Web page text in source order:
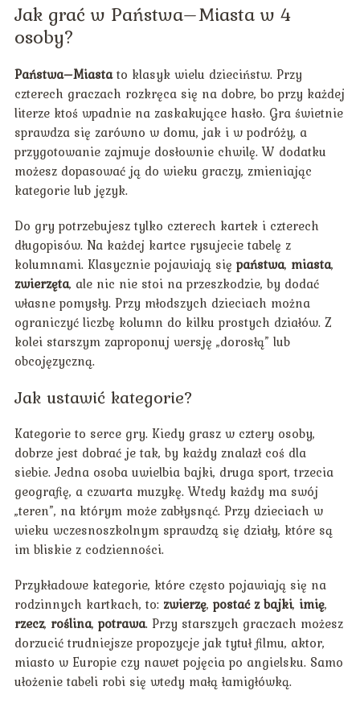
Jak grać w Państwa–Miasta w 4
osoby?
Państwa–Miastato klasyk wielu dzieciństw. Przy
czterech graczach rozkręca się na dobre, bo przy każdej
literze ktoś wpadnie na zaskakujące hasło. Gra świetnie
sprawdza się zarówno w domu, jak i w podróży, a
przygotowanie zajmuje dosłownie chwilę. W dodatku
możesz dopasować ją do wieku graczy, zmieniając
kategorie lub język.
Do gry potrzebujesz tylko czterech kartek i czterech
długopisów. Na każdej kartce rysujecie tabelę z
kolumnami. Klasycznie pojawiają się państwa, miasta,
zwierzęta, ale nic nie stoi na przeszkodzie, by dodać
własne pomysły. Przy młodszych dzieciach można
ograniczyć liczbę kolumn do kilku prostych działów. Z
kolei starszym zaproponuj wersję „dorosłą” lub
obcojęzyczną.
Jak ustawić kategorie?
Kategorie to serce gry. Kiedy grasz w cztery osoby,
dobrze jest dobrać je tak, by każdy znalazł coś dla
siebie. Jedna osoba uwielbia bajki, druga sport, trzecia
geografię, a czwarta muzykę. Wtedy każdy ma swój
„teren”, na którym może zabłysnąć. Przy dzieciach w
wieku wczesnoszkolnym sprawdzą się działy, które są
im bliskie z codzienności.
Przykładowe kategorie, które często pojawiają się na
rodzinnych kartkach, to: zwierzę, postać z bajki, imię,
rzecz, roślina, potrawa. Przy starszych graczach możesz
dorzucić trudniejsze propozycje jak tytuł filmu, aktor,
miasto w Europie czy nawet pojęcia po angielsku. Samo
ułożenie tabeli robi się wtedy małą łamigłówką.